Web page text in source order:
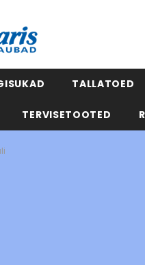
TALLATOED
TERVISETOOTED